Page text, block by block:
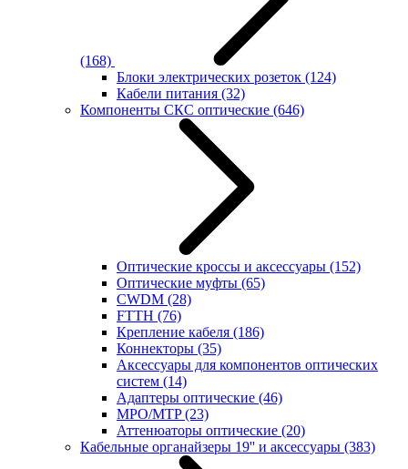
(168)
Блоки электрических розеток (124)
Кабели питания (32)
Компоненты СКС оптические (646)
Оптические кроссы и аксессуары (152)
Оптические муфты (65)
CWDM (28)
FTTH (76)
Крепление кабеля (186)
Коннекторы (35)
Аксессуары для компонентов оптических
систем (14)
Адаптеры оптические (46)
MPO/MTP(23)
Аттенюаторы оптические (20)
Кабельные органайзеры 19'' и аксессуары (383)